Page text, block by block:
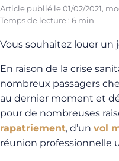
Article publié le01/02/2021,
Temps de lecture : 6 min
Vous souhaitez louer un
En raison de la crise
nombreux passagers
au dernier moment et
pour de nombreuses
rapatriement, d’un vol
réunion professionnelle